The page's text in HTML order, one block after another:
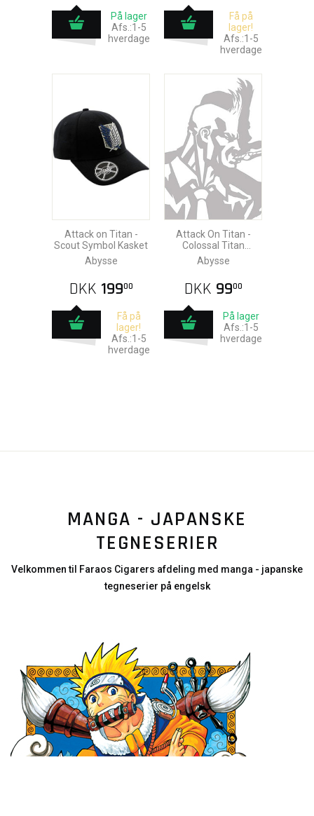
På lager
Afs.:1-5
hverdage
Få på
lager!
Afs.:1-5
hverdage
Attack on Titan -
Scout Symbol Kasket
Abysse
DKK 19900
Få på
lager!
Afs.:1-5
hverdage
Attack On Titan -
Colossal Titan
Medallion Nøglering
Abysse
DKK 9900
På lager
Afs.:1-5
hverdage
MANGA - JAPANSKE
TEGNESERIER
Velkommen til Faraos Cigarers afdeling med manga - japanske
tegneserier på engelsk